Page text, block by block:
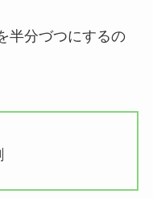
半分づつにするの